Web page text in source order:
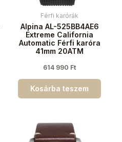
Férfi karórák
Alpina AL-525BB4AE6
Extreme California
Automatic Férfi karóra
41mm 20ATM
614 990 Ft
Kosárba teszem